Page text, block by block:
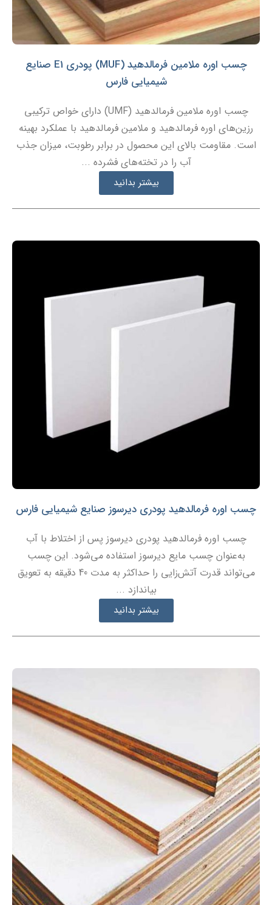
چسب اوره ملامین فرمالدهید (MUF) پودری E1 صنایع
شیمیایی فارس
چسب اوره ملامین فرمالدهید (UMF) دارای خواص ترکیبی
رزین‌های اوره فرمالدهید و ملامین فرمالدهید با عملکرد بهینه
است. مقاومت بالای این محصول در برابر رطوبت، میزان جذب
آب را در تخته‌های فشرده ...
بیشتر بدانید
چسب اوره فرمالدهید پودری دیرسوز صنایع شیمیایی فارس
چسب اوره فرمالدهید پودری دیرسوز پس از اختلاط با آب
به‌عنوان چسب مایع دیرسوز استفاده می‌شود. این چسب
می‌تواند قدرت آتش‌زایی را حداکثر به مدت 40 دقیقه به تعویق
بیاندازد ...
بیشتر بدانید